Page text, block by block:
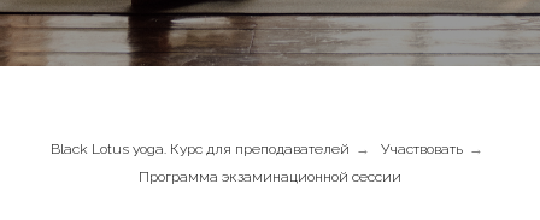
Black Lotus yoga. Курс для преподавателей → Участвовать →
Программа экзаминационной сессии